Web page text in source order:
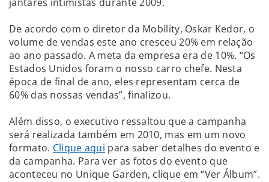
De acordo com o diretor da Mobility, Oskar Kedor, o
volume de vendas este ano cresceu 20% em relação
ao ano passado. A meta da empresa era de 10%. “Os
Estados Unidos foram o nosso carro chefe. Nesta
época de final de ano, eles representam cerca de
60% das nossas vendas”, finalizou.
Além disso, o executivo ressaltou que a campanha
será realizada também em 2010, mas em um novo
formato. Clique aqui para saber detalhes do evento e
da campanha. Para ver as fotos do evento que
aconteceu no Unique Garden, clique em “Ver Álbum”.